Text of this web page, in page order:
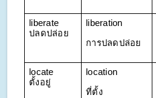
liberate
ปลดปล่อย
liberation
การปลดปล่อย
locate
ตั้งอยู่
location
ที่ตั้ง